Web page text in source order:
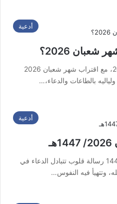
أدعية
2026؟
دعاء أول ليلة من شهر شعبان 2026، مع اقتراب شهر شعبان 2026
بالطاعات والدعاء،…
أدعية
عبارات تهنئة شهر شعبان 2026/ 1447 رسالة قلوب تتبادل الدعاء في
وتتهيأ فيه النفوس…